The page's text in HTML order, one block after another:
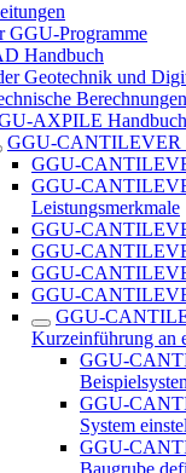
GGU-Programme
Handbuch
Geotechnik und
Berechnungen
AXPILE Handbuch
GGU-CANTILEVER
GGU-
GGU-
Leistungsmerkmale
GGU-
GGU-
GGU-
GGU-
GGU-
Kurzeinführung an
GGU-
GGU-
System
GGU-
Baugrube